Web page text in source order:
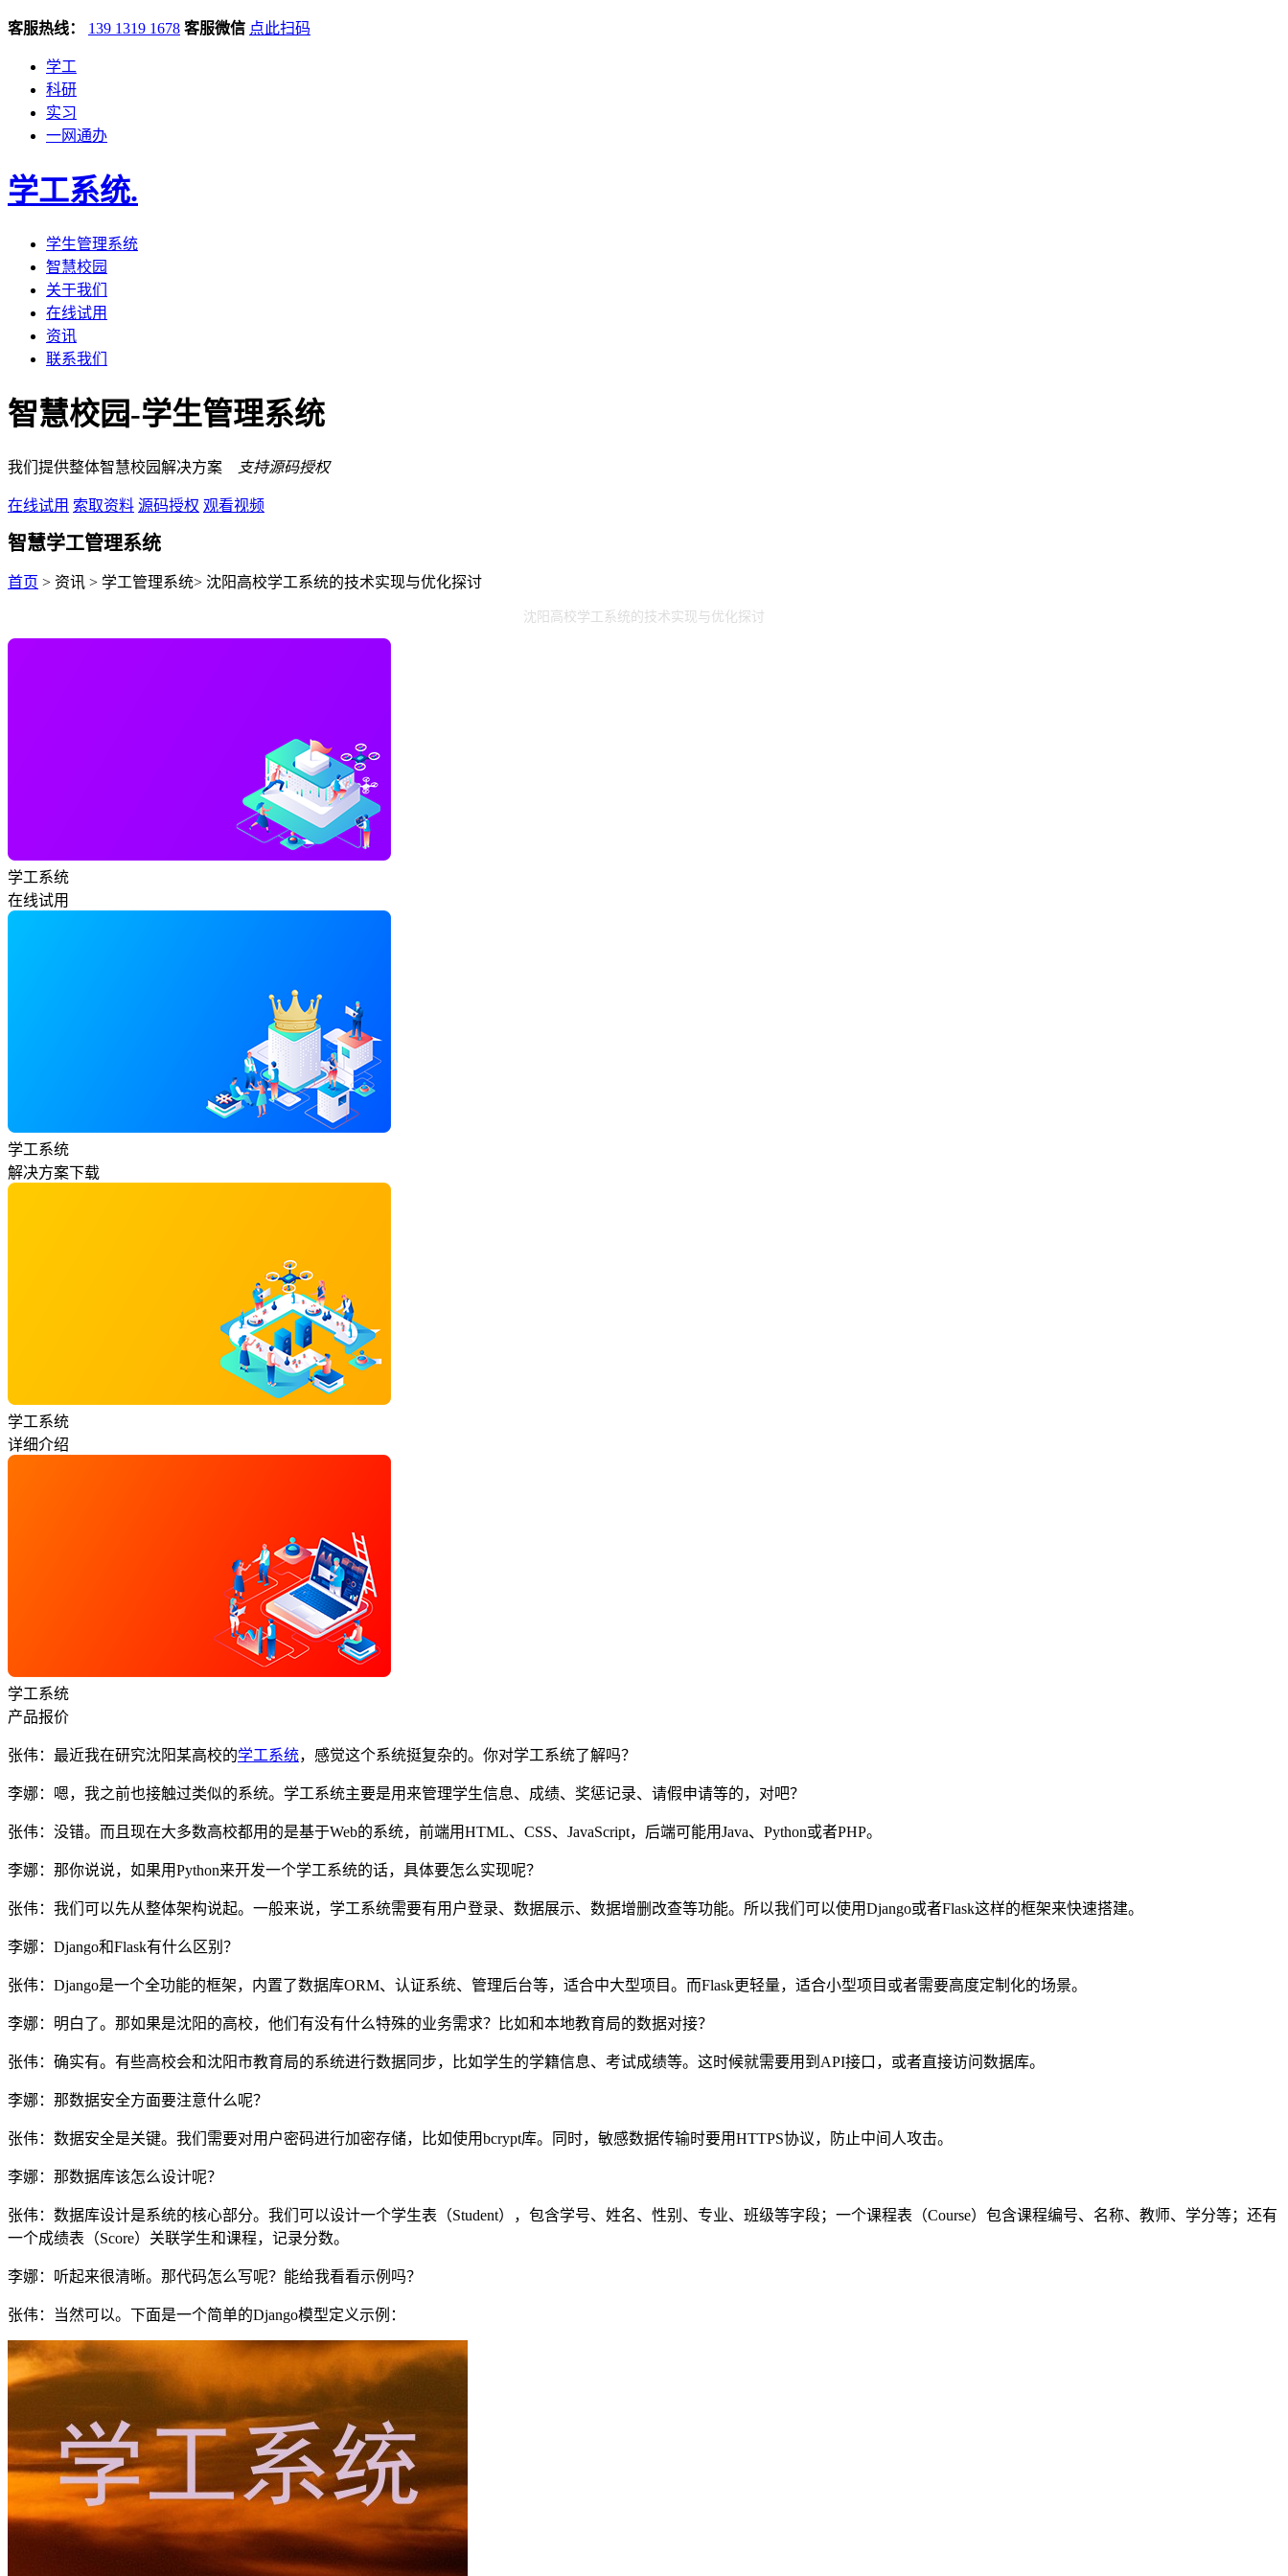
客服热线： 139 1319 1678 客服微信 点此扫码
学工
科研
实习
一网通办
学工系统.
学生管理系统
智慧校园
关于我们
在线试用
资讯
联系我们
智慧校园-学生管理系统
我们提供整体智慧校园解决方案 支持源码授权
在线试用 索取资料 源码授权 观看视频
智慧学工管理系统
首页 > 资讯 > 学工管理系统> 沈阳高校学工系统的技术实现与优化探讨
沈阳高校学工系统的技术实现与优化探讨
学工系统
在线试用
学工系统
解决方案下载
学工系统
详细介绍
学工系统
产品报价
张伟：最近我在研究沈阳某高校的学工系统，感觉这个系统挺复杂的。你对学工系统了解吗？
李娜：嗯，我之前也接触过类似的系统。学工系统主要是用来管理学生信息、成绩、奖惩记录、请假申请等的，对吧？
张伟：没错。而且现在大多数高校都用的是基于Web的系统，前端用HTML、CSS、JavaScript，后端可能用Java、Python或者PHP。
李娜：那你说说，如果用Python来开发一个学工系统的话，具体要怎么实现呢？
张伟：我们可以先从整体架构说起。一般来说，学工系统需要有用户登录、数据展示、数据增删改查等功能。所以我们可以使用Django或者Flask这样的框架来快速搭建。
李娜：Django和Flask有什么区别？
张伟：Django是一个全功能的框架，内置了数据库ORM、认证系统、管理后台等，适合中大型项目。而Flask更轻量，适合小型项目或者需要高度定制化的场景。
李娜：明白了。那如果是沈阳的高校，他们有没有什么特殊的业务需求？比如和本地教育局的数据对接？
张伟：确实有。有些高校会和沈阳市教育局的系统进行数据同步，比如学生的学籍信息、考试成绩等。这时候就需要用到API接口，或者直接访问数据库。
李娜：那数据安全方面要注意什么呢？
张伟：数据安全是关键。我们需要对用户密码进行加密存储，比如使用bcrypt库。同时，敏感数据传输时要用HTTPS协议，防止中间人攻击。
李娜：那数据库该怎么设计呢？
张伟：数据库设计是系统的核心部分。我们可以设计一个学生表（Student），包含学号、姓名、性别、专业、班级等字段；一个课程表（Course）包含课程编号、名称、教师、学分等；还有
一个成绩表（Score）关联学生和课程，记录分数。
李娜：听起来很清晰。那代码怎么写呢？能给我看看示例吗？
张伟：当然可以。下面是一个简单的Django模型定义示例：